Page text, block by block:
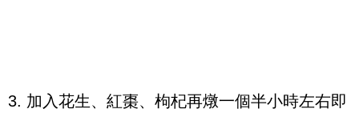
3. 加入花生、紅棗、枸杞再燉一個半小時左右即